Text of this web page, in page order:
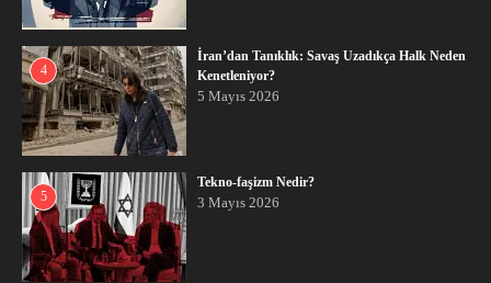
4
İran’dan Tanıklık: Savaş Uzadıkça Halk Neden
Kenetleniyor?
5 Mayıs 2026
5
Tekno-faşizm Nedir?
3 Mayıs 2026